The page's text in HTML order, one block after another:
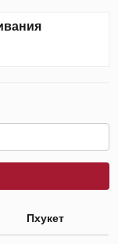
Пхукет